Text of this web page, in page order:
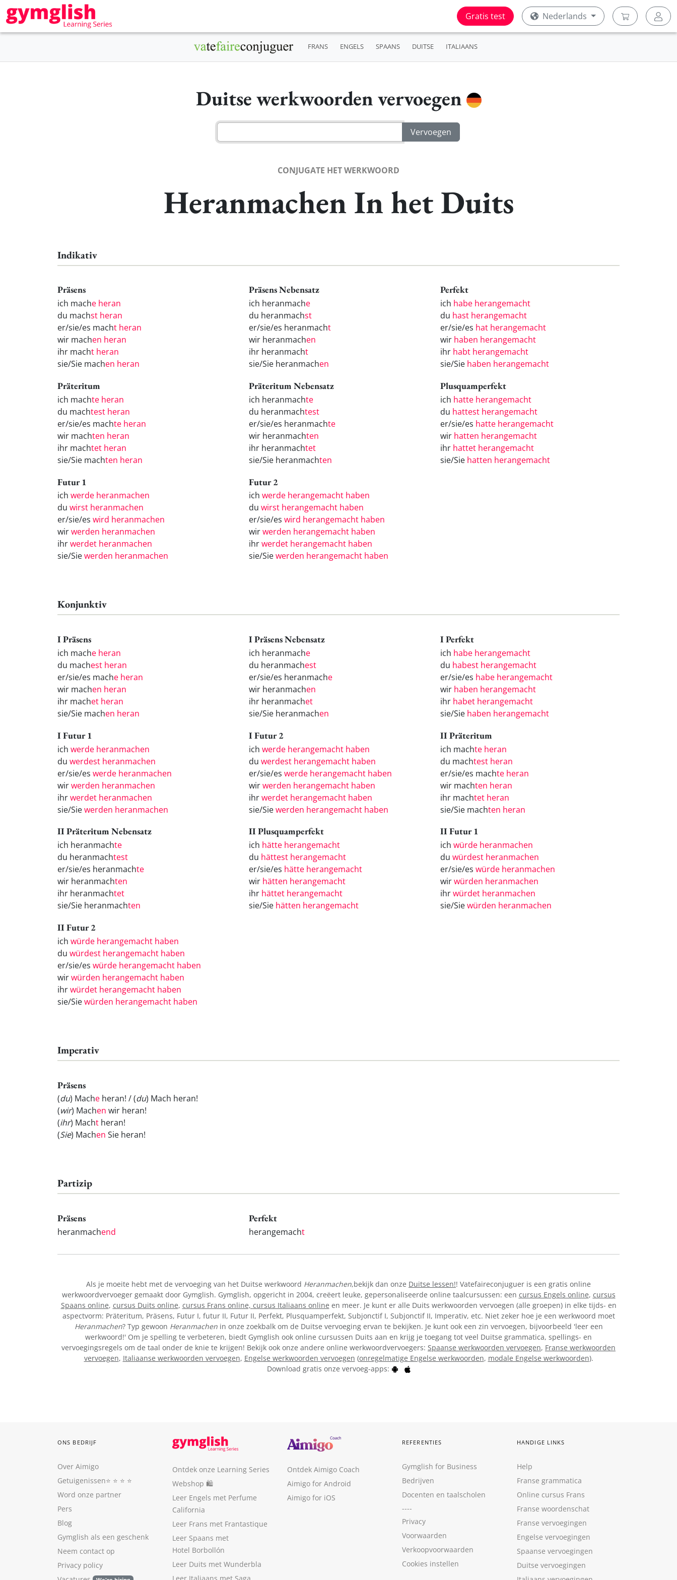
Gratis test Nederlands
FRANS ENGELS SPAANS DUITSE ITALIAANS
Duitse werkwoorden vervoegen
CONJUGATE HET WERKWOORD
Heranmachen In het Duits
Indikativ
Präsens
ich mache heran
du machst heran
er/sie/es macht heran
wir machen heran
ihr macht heran
sie/Sie machen heran
Präsens Nebensatz
ich heranmache
du heranmachst
er/sie/es heranmacht
wir heranmachen
ihr heranmacht
sie/Sie heranmachen
Perfekt
ich habe herangemacht
du hast herangemacht
er/sie/es hat herangemacht
wir haben herangemacht
ihr habt herangemacht
sie/Sie haben herangemacht
Präteritum
ich machte heran
du machtest heran
er/sie/es machte heran
wir machten heran
ihr machtet heran
sie/Sie machten heran
Präteritum Nebensatz
ich heranmachte
du heranmachtest
er/sie/es heranmachte
wir heranmachten
ihr heranmachtet
sie/Sie heranmachten
Plusquamperfekt
ich hatte herangemacht
du hattest herangemacht
er/sie/es hatte herangemacht
wir hatten herangemacht
ihr hattet herangemacht
sie/Sie hatten herangemacht
Futur 1
ich werde heranmachen
du wirst heranmachen
er/sie/es wird heranmachen
wirwerden heranmachen
ihrwerdet heranmachen
sie/Siewerden heranmachen
Futur 2
ich werde herangemacht haben
du wirst herangemacht haben
er/sie/es wird herangemacht haben
wirwerden herangemacht haben
ihrwerdet herangemacht haben
sie/Siewerden herangemacht haben
Konjunktiv
I Präsens
ich mache heran
du machest heran
er/sie/es mache heran
wir machen heran
ihr machet heran
sie/Sie machen heran
I Präsens Nebensatz
ich heranmache
du heranmachest
er/sie/es heranmache
wir heranmachen
ihr heranmachet
sie/Sie heranmachen
I Perfekt
ich habe herangemacht
du habest herangemacht
er/sie/es habe herangemacht
wir haben herangemacht
ihr habet herangemacht
sie/Sie haben herangemacht
I Futur 1
ich werde heranmachen
du werdest heranmachen
er/sie/es werde heranmachen
wirwerden heranmachen
ihrwerdet heranmachen
sie/Siewerden heranmachen
I Futur 2
ich werde herangemacht haben
du werdest herangemacht haben
er/sie/es werde herangemacht haben
wirwerden herangemacht haben
ihrwerdet herangemacht haben
sie/Siewerden herangemacht haben
II Präteritum
ich machte heran
du machtest heran
er/sie/es machte heran
wir machten heran
ihr machtet heran
sie/Sie machten heran
II Präteritum Nebensatz
ich heranmachte
du heranmachtest
er/sie/es heranmachte
wir heranmachten
ihr heranmachtet
sie/Sie heranmachten
II Plusquamperfekt
ich hätte herangemacht
du hättest herangemacht
er/sie/es hätte herangemacht
wir hätten herangemacht
ihr hättet herangemacht
sie/Sie hätten herangemacht
II Futur 1
ich würde heranmachen
du würdest heranmachen
er/sie/es würde heranmachen
wirwürden heranmachen
ihrwürdet heranmachen
sie/Siewürden heranmachen
II Futur 2
ich würde herangemacht haben
du würdest herangemacht haben
er/sie/es würde herangemacht haben
wirwürden herangemacht haben
ihrwürdet herangemacht haben
sie/Siewürden herangemacht haben
Imperativ
Präsens
(du) Mache heran! / (du) Mach heran!
(wir) Machen wir heran!
(ihr) Macht heran!
(Sie) Machen Sie heran!
Partizip
Präsens
heranmachend
Perfekt
herangemacht
Als je moeite hebt met de vervoeging van het Duitse werkwoord Heranmachen,bekijk dan onze Duitse lessen!! Vatefaireconjuguer is een gratis online
werkwoordvervoeger gemaakt door Gymglish. Gymglish, opgericht in 2004, creëert leuke, gepersonaliseerde online taalcursussen: een cursus Engels online, cursus
Spaans online, cursus Duits online, cursus Frans online, cursus Italiaans online en meer. Je kunt er alle Duits werkwoorden vervoegen (alle groepen) in elke tijds- en
aspectvorm: Präteritum, Präsens, Futur I, futur II, Futur II, Perfekt, Plusquamperfekt, Subjonctif I, Subjonctif II, Imperativ, etc. Niet zeker hoe je een werkwoord moet
Heranmachen? Typ gewoon Heranmachenin onze zoekbalk om de Duitse vervoeging ervan te bekijken. Je kunt ook een zin vervoegen, bijvoorbeeld 'leer een
werkwoord!' Om je spelling te verbeteren, biedt Gymglish ook online cursussen Duits aan en krijg je toegang tot veel Duitse grammatica, spellings- en
vervoegingsregels om de taal onder de knie te krijgen! Bekijk ook onze andere online werkwoordvervoegers: Spaanse werkwoorden vervoegen, Franse werkwoorden
vervoegen, Italiaanse werkwoorden vervoegen, Engelse werkwoorden vervoegen (onregelmatige Engelse werkwoorden, modale Engelse werkwoorden).
Download gratis onze vervoeg-apps:
ONS BEDRIJF
Over Aimigo
Getuigenissen⭐️ ⭐️ ⭐️ ⭐️
Word onze partner
Pers
Blog
Gymglish als een geschenk
Neem contact op
Privacy policy
Ontdek onze Learning Series
Webshop 🛍
Leer Engels met Perfume
California
Leer Frans met Frantastique
Leer Spaans met
Hotel Borbollón
Leer Duits met Wunderbla
Ontdek Aimigo Coach
Aimigo for Android
Aimigo for iOS
REFERENTIES
Gymglish for Business
Bedrijven
Docenten en taalscholen
----
Privacy
Voorwaarden
Verkoopvoorwaarden
Cookies instellen
HANDIGE LINKS
Help
Franse grammatica
Online cursus Frans
Franse woordenschat
Franse vervoegingen
Engelse vervoegingen
Spaanse vervoegingen
Duitse vervoegingen